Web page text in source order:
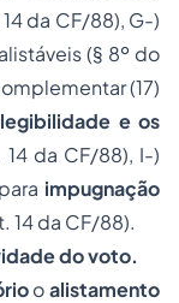
da CF/88), G-)
(§ 8º do
(17)
e os
14 da CF/88), I-)
impugnação
14 da CF/88).
do voto.
oalistamento